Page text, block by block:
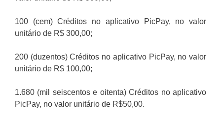
100 (cem) Créditos no aplicativo PicPay, no valor
unitário de R$ 300,00;
200 (duzentos) Créditos no aplicativo PicPay, no valor
unitário de R$ 100,00;
1.680 (mil seiscentos e oitenta) Créditos no aplicativo
PicPay, no valor unitário de R$50,00.